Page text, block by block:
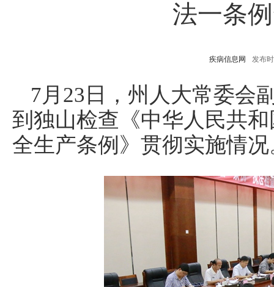
法一条
疾病信息网 发布
7月23日，州人大常委会
到独山检查《中华人民共
全生产条例》贯彻实施情况